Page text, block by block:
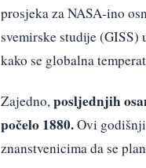
prosjeka za NASA-ino
svemirske studije (GISS)
kako se globalna
Zajedno, posljednjih
počelo 1880.Ovi
znanstvenicima da se